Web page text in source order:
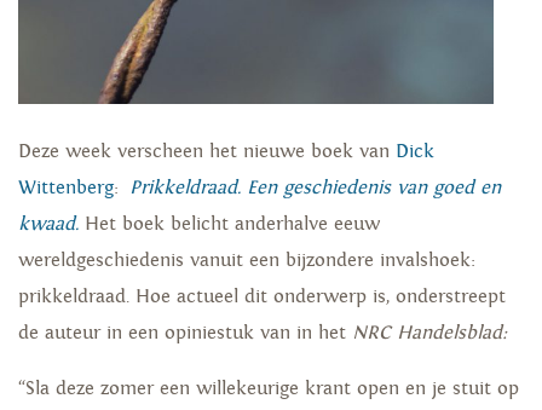
Deze week verscheen het nieuwe boek van Dick
Wittenberg: Prikkeldraad. Een geschiedenis van goed en
kwaad. Het boek belicht anderhalve eeuw
wereldgeschiedenis vanuit een bijzondere invalshoek:
prikkeldraad. Hoe actueel dit onderwerp is, onderstreept
de auteur in een opiniestuk van in het NRC Handelsblad:
“Sla deze zomer een willekeurige krant open en je stuit op